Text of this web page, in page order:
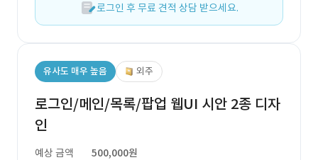
로그인 후 무료 견적 상담 받으세요.
유사도 매우 높음 외주
로그인/메인/목록/팝업 웹UI 시안 2종 디자
인
예상 금액
500,000원